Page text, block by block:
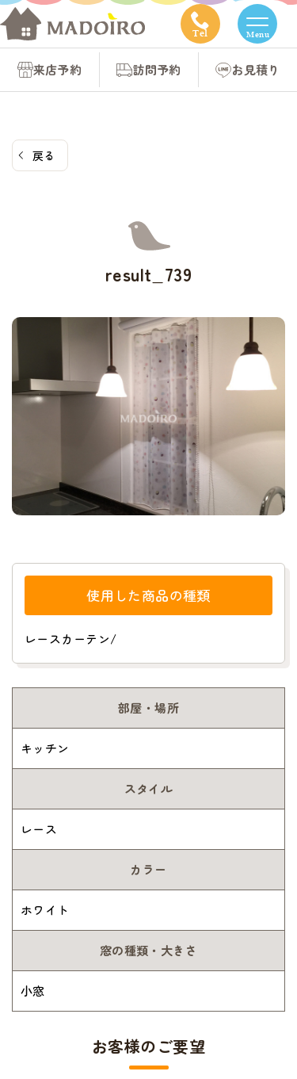
コ
ン
Tel Menu
来店予約 訪問予約 お見積り
戻る
result_739
使用した商品の種類
レースカーテン/
部屋・場所
キッチン
スタイル
レース
カラー
ホワイト
窓の種類・大きさ
小窓
お客様のご要望